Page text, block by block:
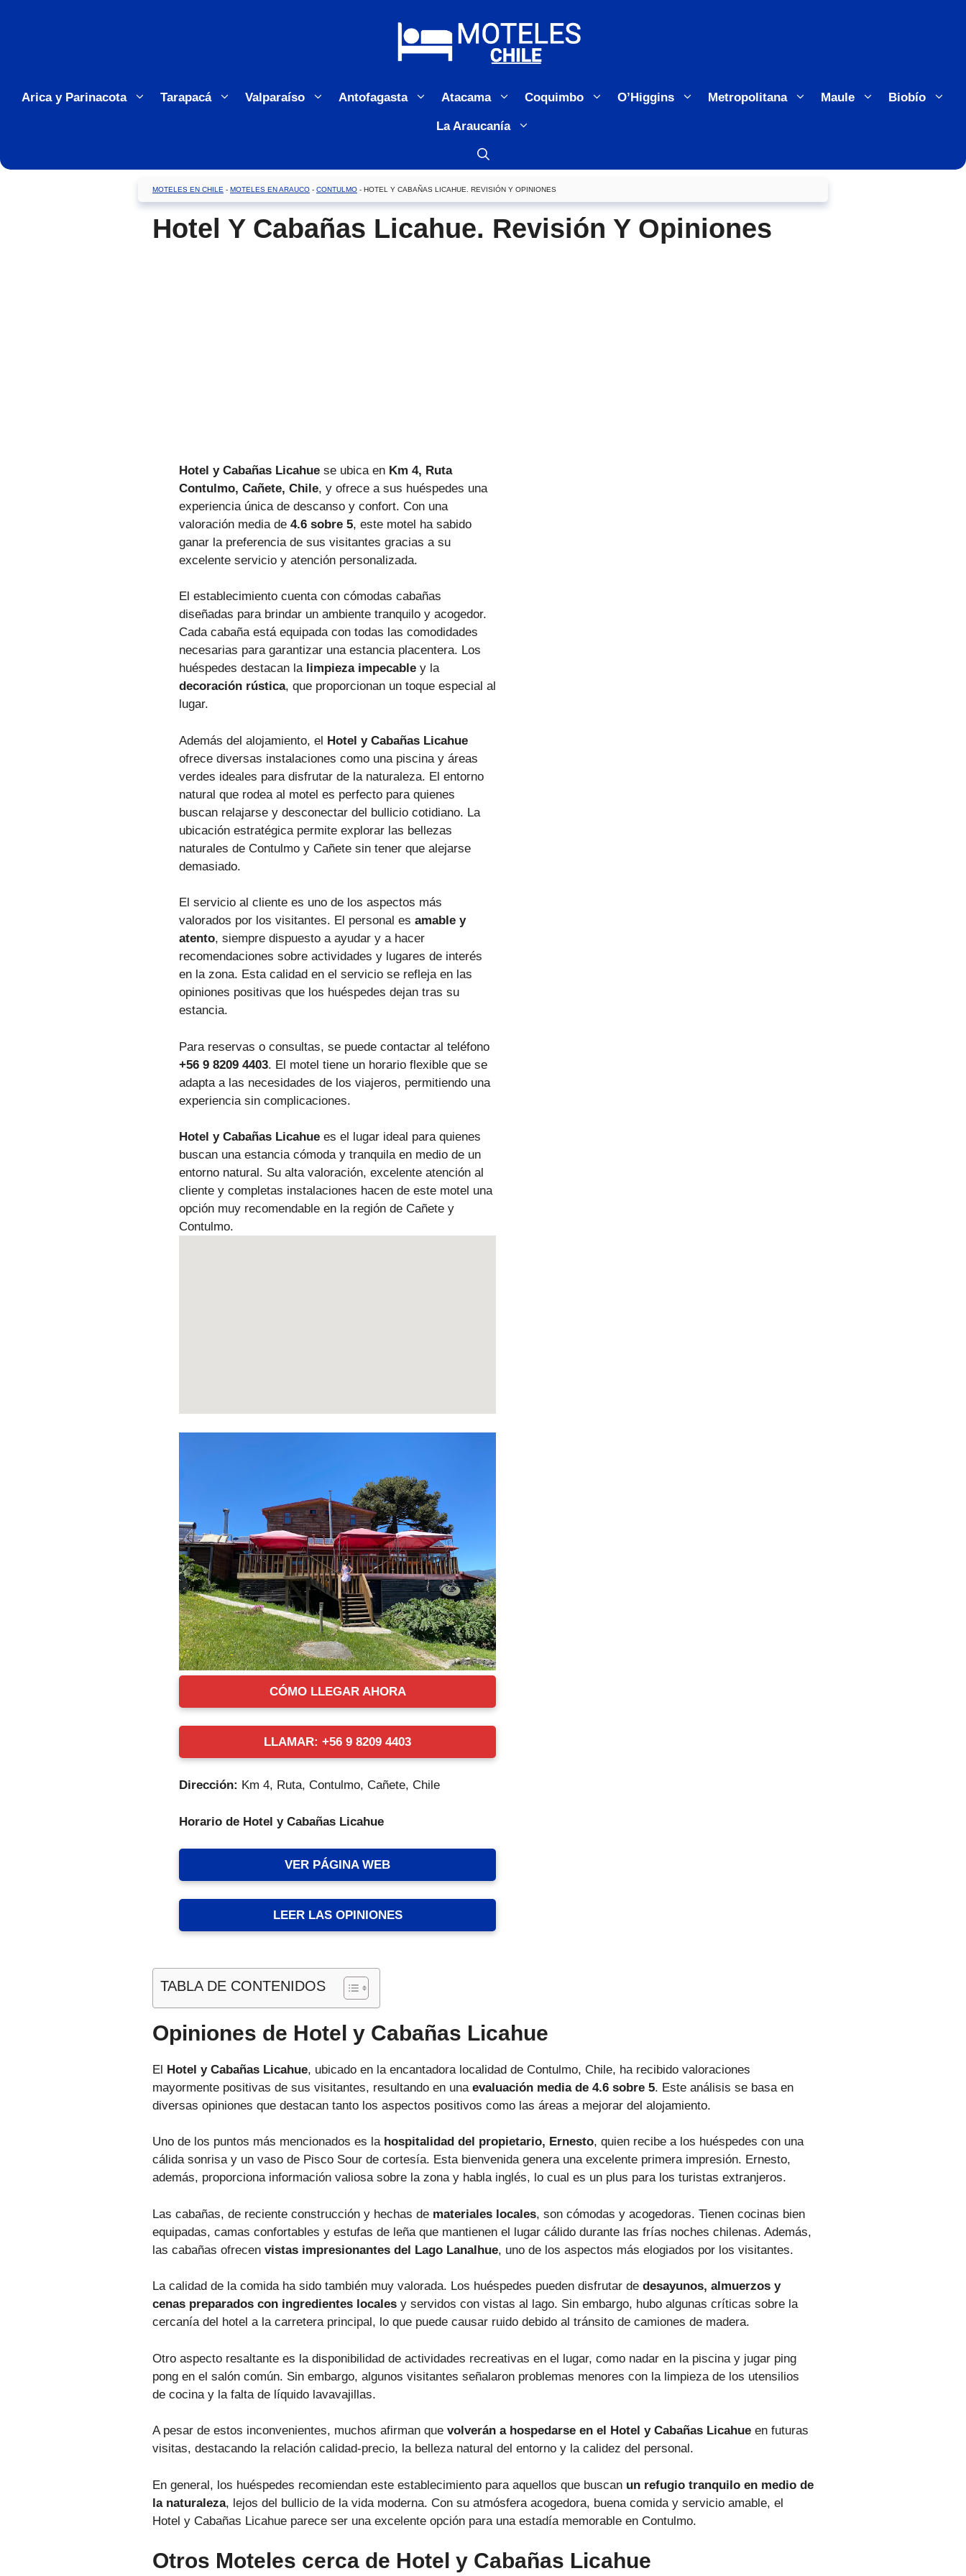
Arica y Parinacota Tarapacá Valparaíso Antofagasta Atacama Coquimbo O’Higgins Metropolitana Maule Biobío
La Araucanía
MOTELES EN CHILE - MOTELES EN ARAUCO - CONTULMO - HOTEL Y CABAÑAS LICAHUE. REVISIÓN Y OPINIONES
Hotel Y Cabañas Licahue. Revisión Y Opiniones
Hotel y Cabañas Licahuese ubica en Km 4, Ruta
Contulmo, Cañete, Chile, y ofrece a sus huéspedes una
experiencia única de descanso y confort. Con una
valoración media de 4.6 sobre 5, este motel ha sabido
ganar la preferencia de sus visitantes gracias a su
excelente servicio y atención personalizada.
El establecimiento cuenta con cómodas cabañas
diseñadas para brindar un ambiente tranquilo y acogedor.
Cada cabaña está equipada con todas las comodidades
necesarias para garantizar una estancia placentera. Los
huéspedes destacan la limpieza impecabley la
decoración rústica, que proporcionan un toque especial al
lugar.
Además del alojamiento, el Hotel y Cabañas Licahue
ofrece diversas instalaciones como una piscina y áreas
verdes ideales para disfrutar de la naturaleza. El entorno
natural que rodea al motel es perfecto para quienes
buscan relajarse y desconectar del bullicio cotidiano. La
ubicación estratégica permite explorar las bellezas
naturales de Contulmo y Cañete sin tener que alejarse
demasiado.
El servicio al cliente es uno de los aspectos más
valorados por los visitantes. El personal es amable y
atento, siempre dispuesto a ayudar y a hacer
recomendaciones sobre actividades y lugares de interés
en la zona. Esta calidad en el servicio se refleja en las
opiniones positivas que los huéspedes dejan tras su
estancia.
Para reservas o consultas, se puede contactar al teléfono
+56 9 8209 4403. El motel tiene un horario flexible que se
adapta a las necesidades de los viajeros, permitiendo una
experiencia sin complicaciones.
Hotel y Cabañas Licahuees el lugar ideal para quienes
buscan una estancia cómoda y tranquila en medio de un
entorno natural. Su alta valoración, excelente atención al
cliente y completas instalaciones hacen de este motel una
opción muy recomendable en la región de Cañete y
Contulmo.
CÓMO LLEGAR AHORA
LLAMAR: +56 9 8209 4403
Dirección: Km 4, Ruta, Contulmo, Cañete, Chile
Horario de Hotel y Cabañas Licahue
VER PÁGINA WEB
LEER LAS OPINIONES
TABLA DE CONTENIDOS
Opiniones de Hotel y Cabañas Licahue
El Hotel y Cabañas Licahue, ubicado en la encantadora localidad de Contulmo, Chile, ha recibido valoraciones
mayormente positivas de sus visitantes, resultando en una evaluación media de 4.6 sobre 5. Este análisis se basa en
diversas opiniones que destacan tanto los aspectos positivos como las áreas a mejorar del alojamiento.
Uno de los puntos más mencionados es la hospitalidad del propietario, Ernesto, quien recibe a los huéspedes con una
cálida sonrisa y un vaso de Pisco Sour de cortesía. Esta bienvenida genera una excelente primera impresión. Ernesto,
además, proporciona información valiosa sobre la zona y habla inglés, lo cual es un plus para los turistas extranjeros.
Las cabañas, de reciente construcción y hechas de materiales locales, son cómodas y acogedoras. Tienen cocinas bien
equipadas, camas confortables y estufas de leña que mantienen el lugar cálido durante las frías noches chilenas. Además,
las cabañas ofrecen vistas impresionantes del Lago Lanalhue, uno de los aspectos más elogiados por los visitantes.
La calidad de la comida ha sido también muy valorada. Los huéspedes pueden disfrutar de desayunos, almuerzos y
cenas preparados con ingredientes locales y servidos con vistas al lago. Sin embargo, hubo algunas críticas sobre la
cercanía del hotel a la carretera principal, lo que puede causar ruido debido al tránsito de camiones de madera.
Otro aspecto resaltante es la disponibilidad de actividades recreativas en el lugar, como nadar en la piscina y jugar ping
pong en el salón común. Sin embargo, algunos visitantes señalaron problemas menores con la limpieza de los utensilios
de cocina y la falta de líquido lavavajillas.
A pesar de estos inconvenientes, muchos afirman que volverán a hospedarse en el Hotel y Cabañas Licahue en futuras
visitas, destacando la relación calidad-precio, la belleza natural del entorno y la calidez del personal.
En general, los huéspedes recomiendan este establecimiento para aquellos que buscan un refugio tranquilo en medio de
la naturaleza, lejos del bullicio de la vida moderna. Con su atmósfera acogedora, buena comida y servicio amable, el
Hotel y Cabañas Licahue parece ser una excelente opción para una estadía memorable en Contulmo.
Otros Moteles cerca de Hotel y Cabañas Licahue